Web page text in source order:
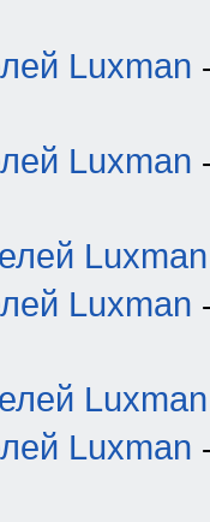
Luxman
Luxman
Luxman
Luxman
Luxman
Luxman